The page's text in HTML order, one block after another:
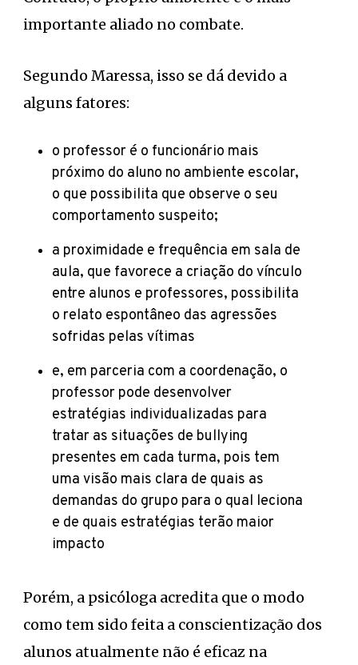
importante aliado no combate.
Segundo Maressa, isso se dá devido a
alguns fatores:
o professor é o funcionário mais
próximo do aluno no ambiente escolar,
o que possibilita que observe o seu
comportamento suspeito;
a proximidade e frequência em sala de
aula, que favorece a criação do vínculo
entre alunos e professores, possibilita
o relato espontâneo das agressões
sofridas pelas vítimas
e, em parceria com a coordenação, o
professor pode desenvolver
estratégias individualizadas para
tratar as situações de bullying
presentes em cada turma, pois tem
uma visão mais clara de quais as
demandas do grupo para o qual leciona
e de quais estratégias terão maior
impacto
Porém, a psicóloga acredita que o modo
como tem sido feita a conscientização dos
alunos atualmente não é eficaz na